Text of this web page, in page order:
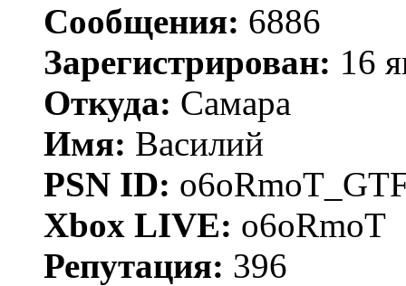
Сообщения: 6886
Зарегистрирован: 16
Откуда: Самара
Имя: Василий
PSN ID:
Xbox LIVE: o6oRmoT
Репутация: 396